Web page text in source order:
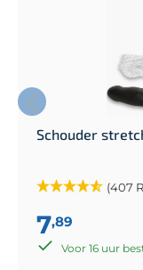
Schouder
(407
7,89
Voor 16 uur